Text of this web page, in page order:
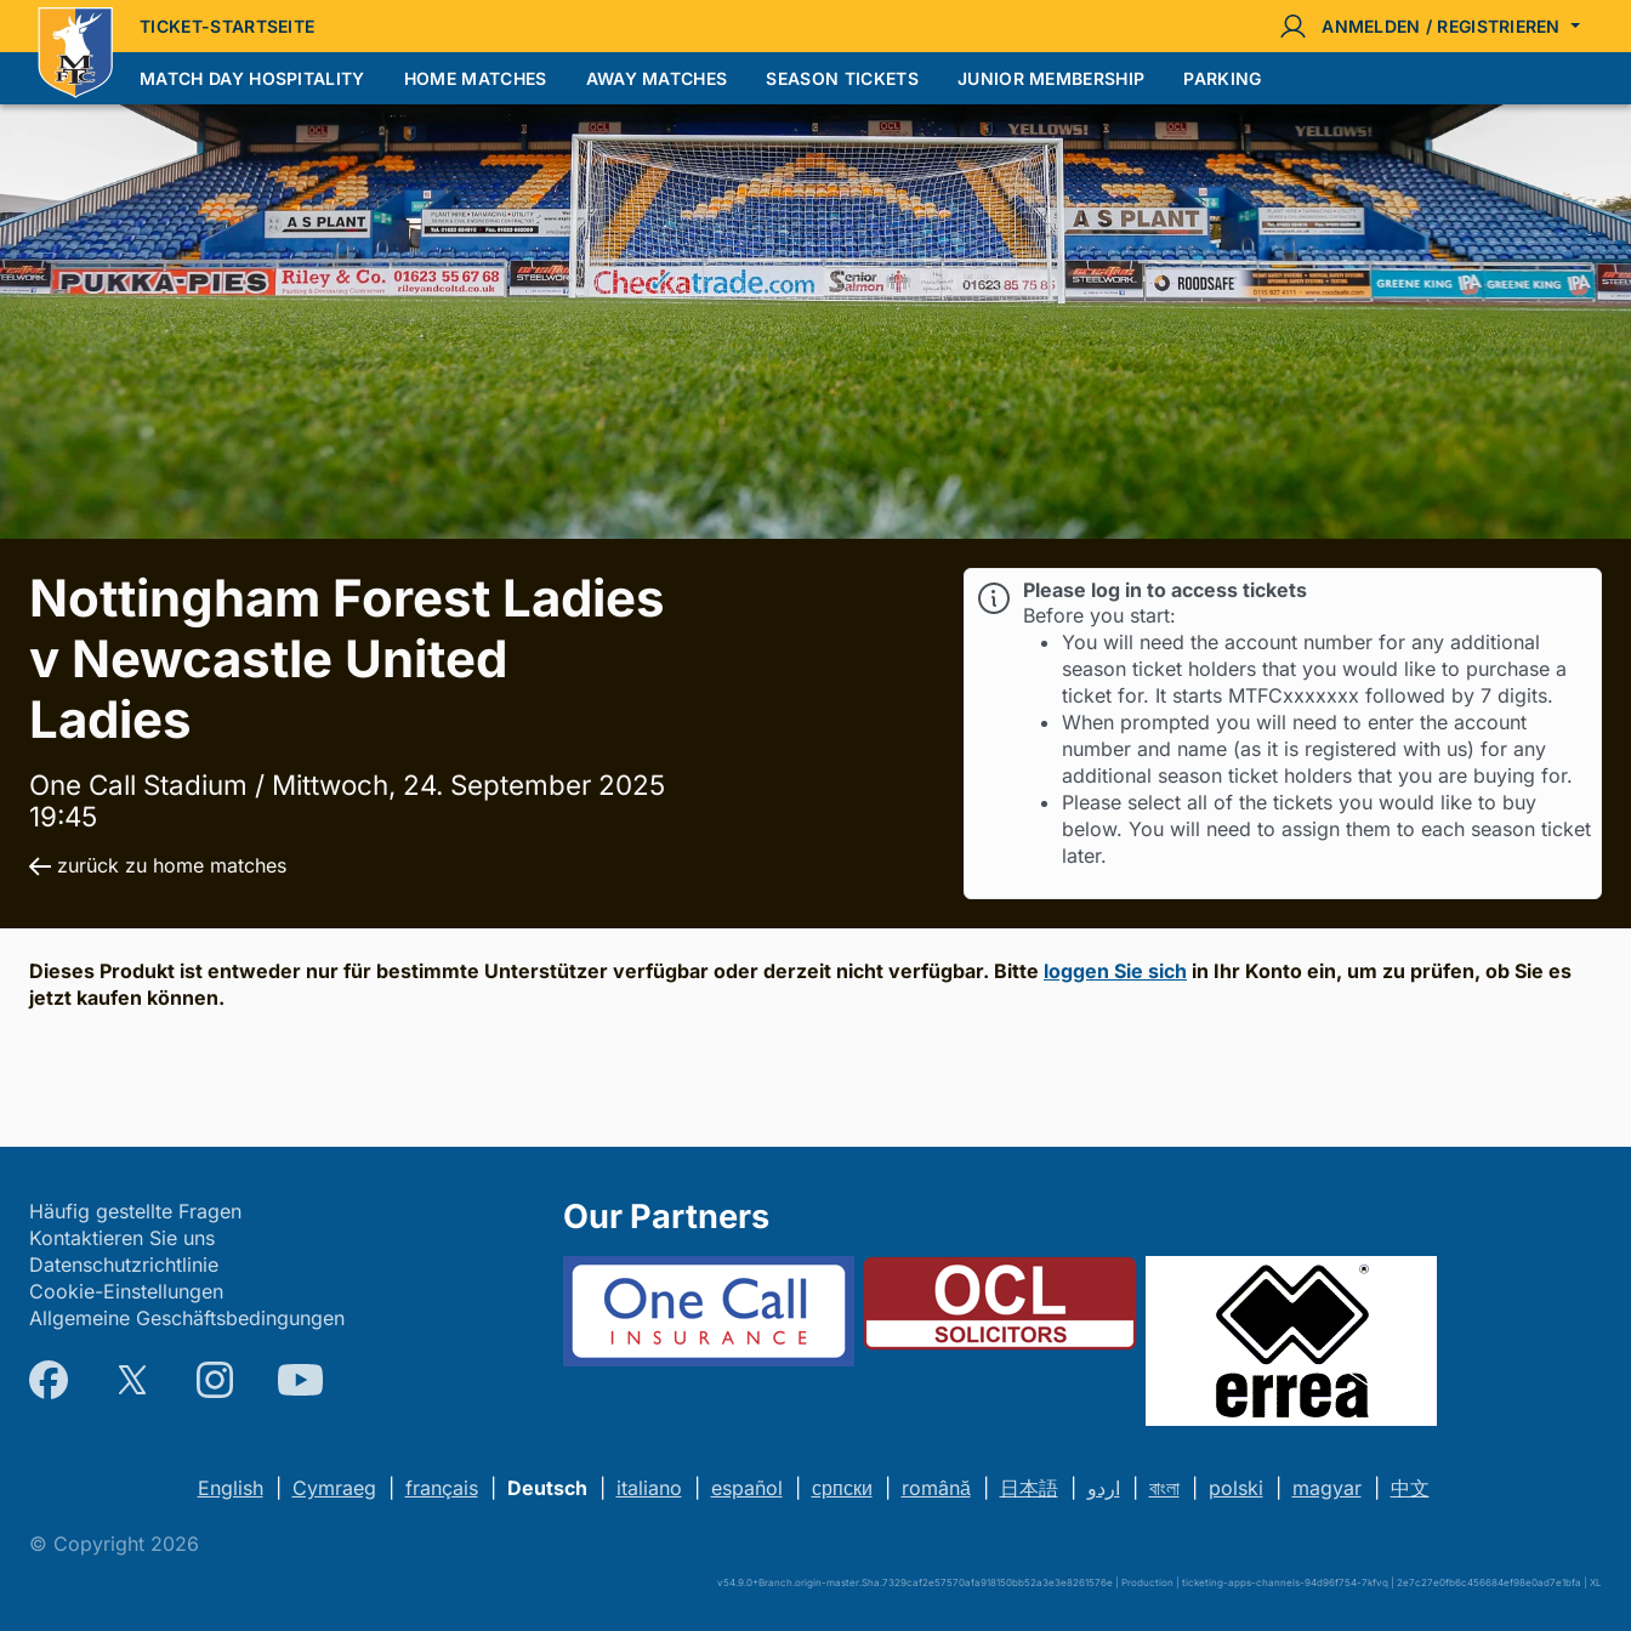
TICKET-STARTSEITE ANMELDEN / REGISTRIEREN
MATCH DAY HOSPITALITY HOME MATCHES AWAY MATCHES SEASON TICKETS JUNIOR MEMBERSHIP PARKING
Nottingham Forest Ladies
v Newcastle United
Ladies
One Call Stadium / Mittwoch, 24. September 2025
19:45
zurück zu home matches
Please log in to access tickets
Before you start:
You will need the account number for any additional
season ticket holders that you would like to purchase a
ticket for. It starts MTFCxxxxxxx followed by 7 digits.
When prompted you will need to enter the account
number and name (as it is registered with us) for any
additional season ticket holders that you are buying for.
Please select all of the tickets you would like to buy
below. You will need to assign them to each season ticket
later.
Dieses Produkt ist entweder nur für bestimmte Unterstützer verfügbar oder derzeit nicht verfügbar. Bitte loggen Sie sich in Ihr Konto ein, um zu prüfen, ob Sie es
jetzt kaufen können.
Häufig gestellte Fragen
Kontaktieren Sie uns
Datenschutzrichtlinie
Cookie-Einstellungen
Allgemeine Geschäftsbedingungen
Our Partners
English| Cymraeg français| Deutsch italiano español српски română| 日本語| اردو বাংলা| polski magyar| 中文
© Copyright 2026
v54.9.0+Branch.origin-master.Sha.7329caf2e57570afa918150bb52a3e3e8261576e | Production | ticketing-apps-channels-94d96f754-7kfvq | 2e7c27e0fb6c456684ef98e0ad7e1bfa | XL